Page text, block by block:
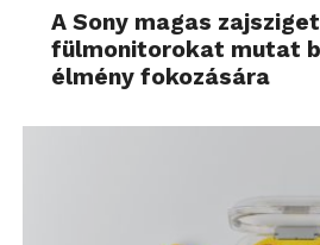
A Sony magas
fülmonitorokat mutat
élmény fokozására